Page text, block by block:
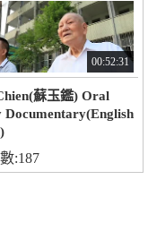
00:52:31
蘇玉鑑) Oral
Documentary(English
:187